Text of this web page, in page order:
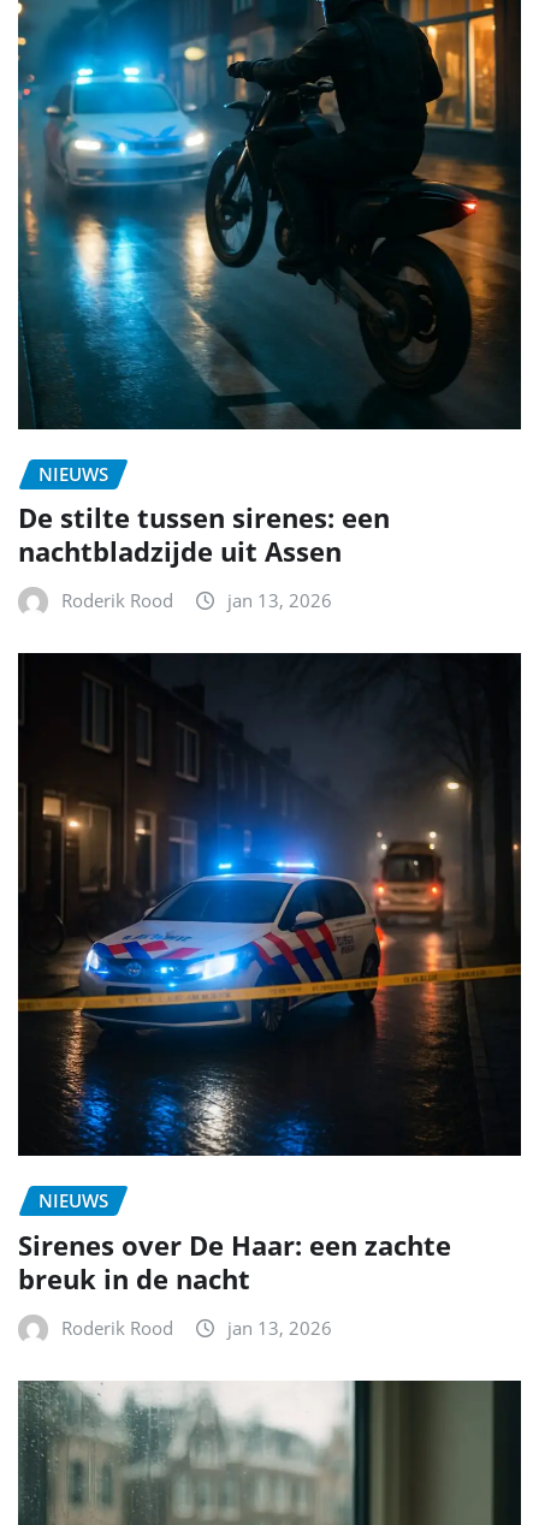
NIEUWS
De stilte tussen sirenes: een
nachtbladzijde uit Assen
Roderik Rood jan 13, 2026
NIEUWS
Sirenes over De Haar: een zachte
breuk in de nacht
Roderik Rood jan 13, 2026